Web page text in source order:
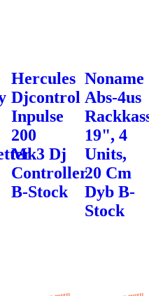
Hercules
Djcontrol
Inpulse
200
Mk3 Dj
Controller
B-Stock
Noname
Abs-4us
19", 4
Units,
20 Cm
Dyb B-
Stock